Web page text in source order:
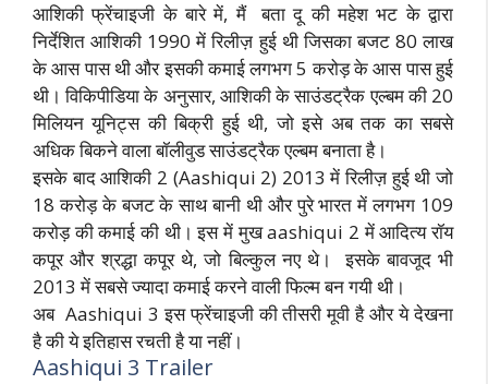
आशिकी फ्रेंचाइजी के बारे में, मैं बता दू की महेश भट के द्वारा
निर्देशित आशिकी 1990 में रिलीज़ हुई थी जिसका बजट 80 लाख
के आस पास थी और इसकी कमाई लगभग 5 करोड़ के आस पास हुई
थी। विकिपीडिया के अनुसार, आशिकी के साउंडट्रैक एल्बम की 20
मिलियन यूनिट्स की बिक्री हुई थी, जो इसे अब तक का सबसे
अधिक बिकने वाला बॉलीवुड साउंडट्रैक एल्बम बनाता है।
इसके बाद आशिकी 2 (Aashiqui 2) 2013 में रिलीज़ हुई थी जो
18 करोड़ के बजट के साथ बानी थी और पुरे भारत में लगभग 109
करोड़ की कमाई की थी। इस में मुख aashiqui 2 में आदित्य रॉय
कपूर और श्रद्धा कपूर थे, जो बिल्कुल नए थे। इसके बावजूद भी
2013 में सबसे ज्यादा कमाई करने वाली फिल्म बन गयी थी।
अब Aashiqui 3 इस फ्रेंचाइजी की तीसरी मूवी है और ये देखना
है की ये इतिहास रचती है या नहीं।
Aashiqui 3 Trailer